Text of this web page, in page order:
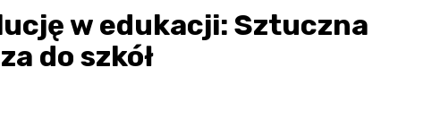
w edukacji: Sztuczna
do szkół